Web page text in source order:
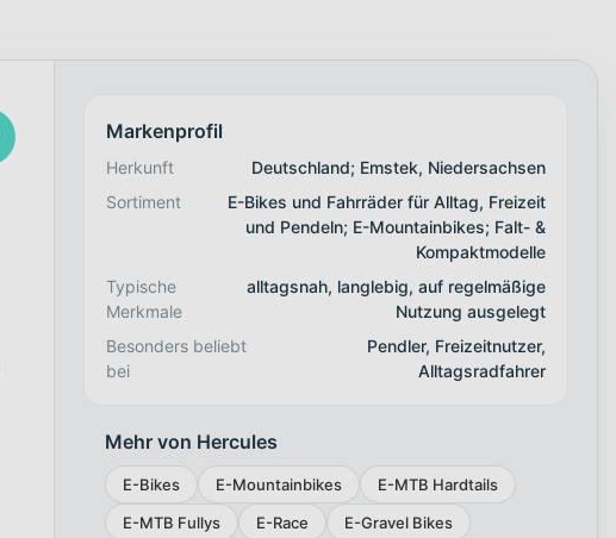
Markenprofil
Herkunft
Deutschland; Emstek, Niedersachsen
Sortiment
E-Bikes und Fahrräder für Alltag, Freizeit
und Pendeln; E-Mountainbikes; Falt- &
Kompaktmodelle
Typische
Merkmale
alltagsnah, langlebig, auf regelmäßige
Nutzung ausgelegt
Besonders beliebt
bei
Pendler, Freizeitnutzer,
Alltagsradfahrer
Mehr von Hercules
E-Bikes E-Mountainbikes
E-MTB Hardtails
E-MTB Fullys
E-Race
E-Gravel Bikes